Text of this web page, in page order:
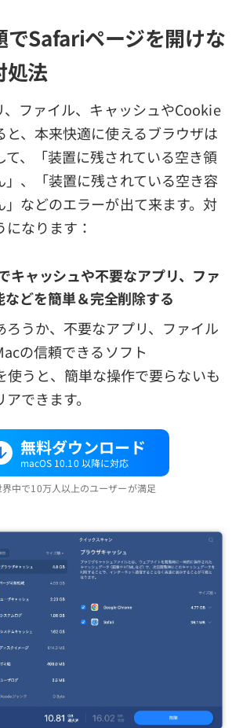
でSafariページを開けな
処法
、ファイル、キャッシュやCookie
と、本来快適に使えるブラウザは
て、「装置に残されている空き領
」、「装置に残されている空き容
」などのエラーが出て来ます。対
なります：
ャッシュや不要なアプリ、ファ
どを簡単＆完全削除する
ろうか、不要なアプリ、ファイル
の信頼できるソフト
うと、簡単な操作で要らないも
できます。
無料ダウンロード
macOS 10.10 以降に対応
界中で10万人以上のユーザーが満足